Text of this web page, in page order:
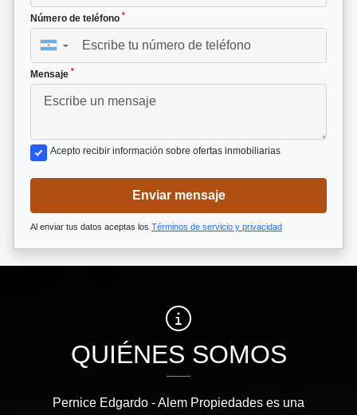
Número de teléfono *
▼
Mensaje *
Acepto recibir información sobre ofertas inmobiliarias
Enviar mensaje
Al enviar tus datos aceptas los Términos de servicio y privacidad
QUIÉNES SOMOS
Pernice Edgardo - Alem Propiedades es una